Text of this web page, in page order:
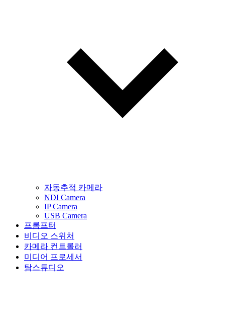
자동추적 카메라
NDI Camera
IP Camera
USB Camera
프롬프터
비디오 스위처
카메라 컨트롤러
미디어 프로세서
탐스튜디오